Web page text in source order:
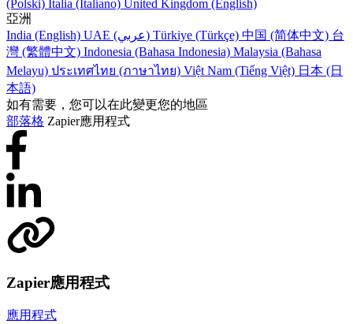
(Polski) Italia (Italiano) United Kingdom (English)
亞洲
India (English)
UAE (عربي) Türkiye (Türkçe) 中国 (简体中文) 台
灣 (繁體中文) Indonesia (Bahasa Indonesia) Malaysia (Bahasa
Melayu) ประเทศไทย (ภาษาไทย) Việt Nam (Tiếng Việt) 日本 (日
本語)
如有需要，您可以在此變更您的地區
部落格 Zapier應用程式
Zapier應用程式
應用程式